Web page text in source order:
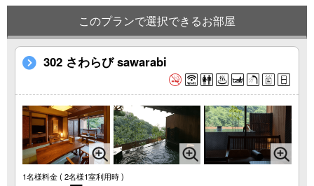
このプランで選択できるお部屋
302 さわらび sawarabi
1名様料金( 2名様1室利用時 )